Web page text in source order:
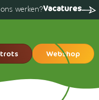
ons werken?Vacatures
trots Webshop